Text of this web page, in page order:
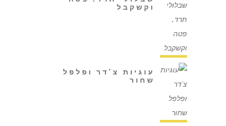
וקשקבל
עוגיות צ'דר ופלפל
שחור